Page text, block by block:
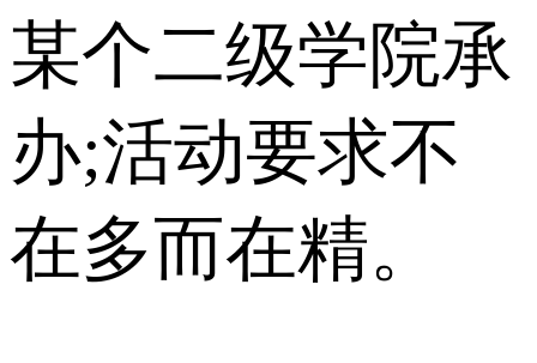
某个二级学院承
办;活动要求不
在多而在精。